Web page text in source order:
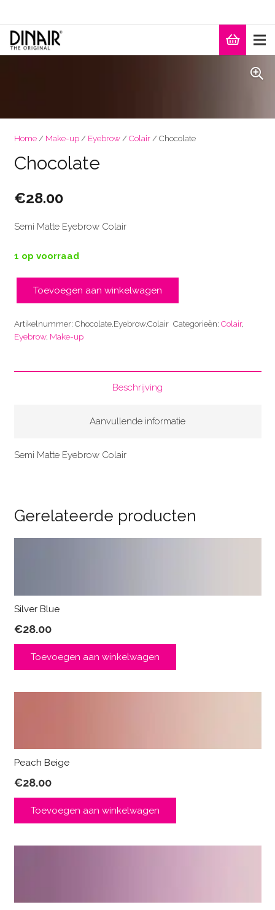
Home/ Make-up/ Eyebrow/Colair/ Chocolate
Chocolate
€28.00
Semi Matte Eyebrow Colair
1 op voorraad
Toevoegen aan winkelwagen
Artikelnummer: Chocolate.Eyebrow.Colair Categorieën: Colair,
Eyebrow, Make-up
Beschrijving
Aanvullende informatie
Semi Matte Eyebrow Colair
Gerelateerde producten
Silver Blue
€28.00
Toevoegen aan winkelwagen
Peach Beige
€28.00
Toevoegen aan winkelwagen